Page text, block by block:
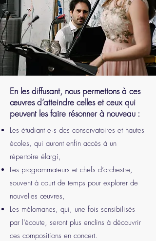
En les diffusant, nous permettons à ces
œuvres d’atteindre celles et ceux qui
peuvent les faire résonner à nouveau :
Les étudiant·e·s des conservatoires et hautes
écoles, qui auront enfin accès à un
répertoire élargi,
Les programmateurs et chefs d’orchestre,
souvent à court de temps pour explorer de
nouvelles œuvres,
Les mélomanes, qui, une fois sensibilisés
par l’écoute, seront plus enclins à découvrir
ces compositions en concert.